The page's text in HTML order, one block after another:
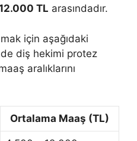
TL arasındadır.
için aşağıdaki
diş hekimi protez
aralıklarını
Ortalama Maaş (TL)